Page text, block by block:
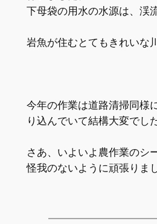
下母袋の用水の水源は、渓
岩魚が住むとてもきれいな
今年の作業は道路清掃同様
り込んでいて結構大変でした
さあ、いよいよ農作業のシ
怪我のないように頑張りま